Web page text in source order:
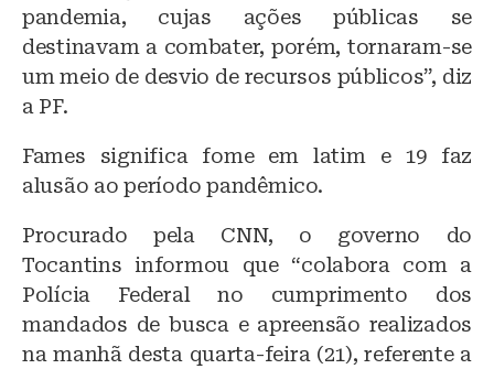
pandemia, cujas ações públicas se
destinavam a combater, porém, tornaram-se
um meio de desvio de recursos públicos”, diz
a PF.
Fames significa fome em latim e 19 faz
alusão ao período pandêmico.
Procurado pela CNN, o governo do
Tocantins informou que “colabora com a
Polícia Federal no cumprimento dos
mandados de busca e apreensão realizados
na manhã desta quarta-feira (21), referente a